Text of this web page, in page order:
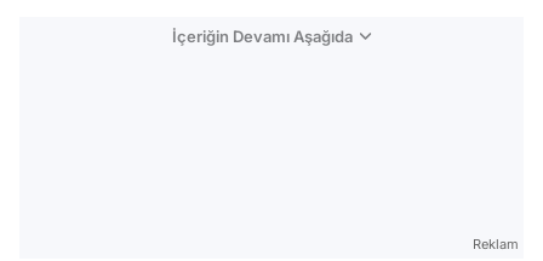
İçeriğin Devamı Aşağıda
Reklam